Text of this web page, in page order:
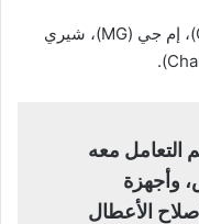
جيلي (Geely)، إم جي (MG)، شيري
التعامل معه
وأجهزة
الأعطال